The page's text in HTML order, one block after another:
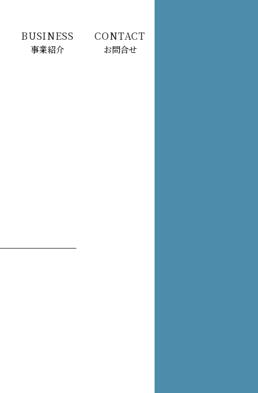
BUSINESS
事業紹介
CONTACT
お問合せ